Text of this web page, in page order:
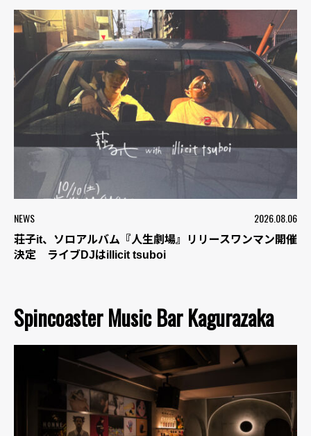
NEWS 2026.08.06
荘子it、ソロアルバム『人生劇場』リリースワンマン開催
決定 ライブDJはillicit tsuboi
Spincoaster Music Bar Kagurazaka